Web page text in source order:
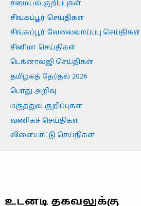
சமையல் குறிப்புகள்
சிங்கப்பூர் செய்திகள்
சிங்கப்பூர் வேலைவாய்ப்பு செய்திகள்
சினிமா செய்திகள்
டெக்னாலஜி செய்திகள்
தமிழகத் தேர்தல் 2026
பொது அறிவு
மருத்துவ குறிப்புகள்
வணிகச் செய்திகள்
விளையாட்டு செய்திகள்
உடனடி தகவலுக்கு